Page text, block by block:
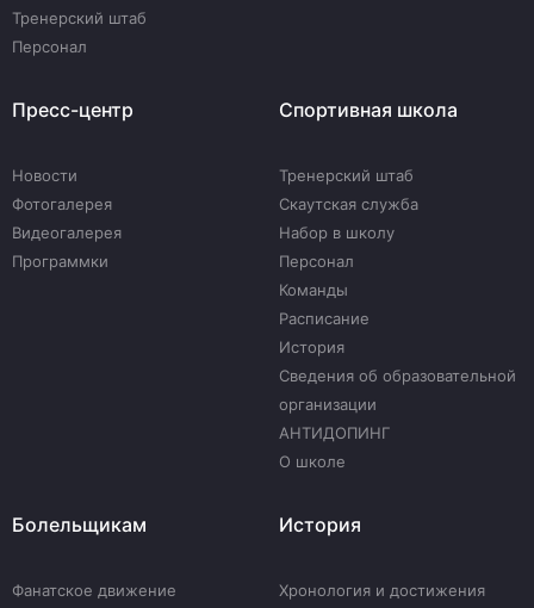
Тренерский штаб
Персонал
Пресс-центр
Новости
Фотогалерея
Видеогалерея
Программки
Спортивная школа
Тренерский штаб
Скаутская служба
Набор в школу
Персонал
Команды
Расписание
История
Сведения об образовательной
организации
АНТИДОПИНГ
О школе
Болельщикам
Фанатское движение
История
Хронология и достижения